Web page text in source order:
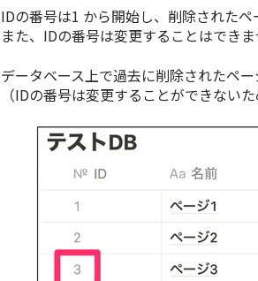
IDの番号は1 から開始し、削除されたペ
また、IDの番号は変更することはできま
データベース上で過去に削除されたペ
（IDの番号は変更することができない